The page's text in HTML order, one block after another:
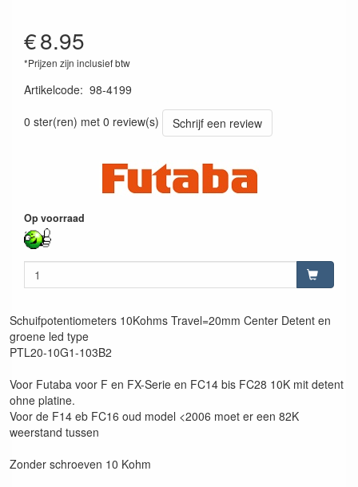
€8.95
*Prijzen zijn inclusief btw
Artikelcode: 98-4199
0 ster(ren) met 0 review(s)
Schrijf een review
Op voorraad
Schuifpotentiometers 10Kohms Travel=20mm Center Detent en
groene led type
PTL20-10G1-103B2
Voor Futaba voor F en FX-Serie en FC14 bis FC28 10K mit detent
ohne platine.
Voor de F14 eb FC16 oud model <2006 moet er een 82K
weerstand tussen
Zonder schroeven 10 Kohm